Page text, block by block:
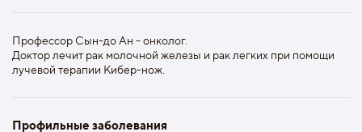
Профессор Сын-до Ан - онколог.
Доктор лечит рак молочной железы и рак легких при помощи
лучевой терапии Кибер-нож.
Профильные заболевания